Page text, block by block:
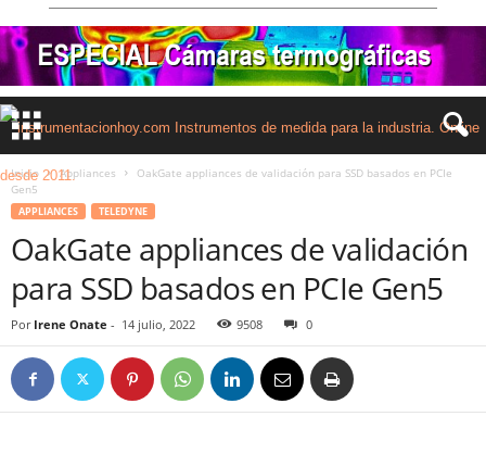
Inicio Appliances
OakGate appliances de validación para SSD basados en PCIe
Gen5
APPLIANCES TELEDYNE
OakGate appliances de validación
para SSD basados en PCIe Gen5
Por Irene Onate - 14 julio, 2022 9508 0